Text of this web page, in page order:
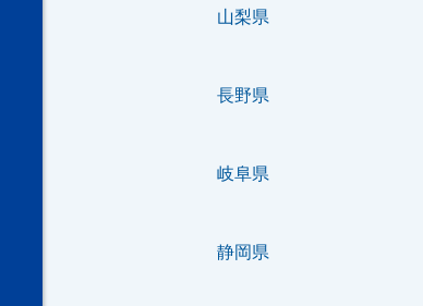
山梨県
長野県
岐阜県
静岡県